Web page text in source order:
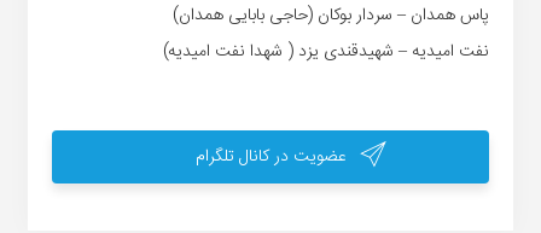
پاس همدان – سردار بوکان (حاجی بابایی همدان)
نفت امیدیه – شهیدقندی یزد ( شهدا نفت امیدیه)
عضویت در کانال تلگرام